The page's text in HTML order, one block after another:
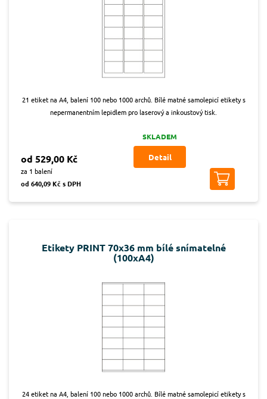
21 etiket na A4, balení 100 nebo 1000 archů. Bílé matné samolepicí etikety s
nepermanentním lepidlem pro laserový a inkoustový tisk.
od 529,00 Kč
za 1 balení
od 640,09 Kč s DPH
SKLADEM
Detail
Etikety PRINT 70x36 mm bílé snímatelné
(100xA4)
24 etiket na A4, balení 100 nebo 1000 archů. Bílé matné samolepicí etikety s